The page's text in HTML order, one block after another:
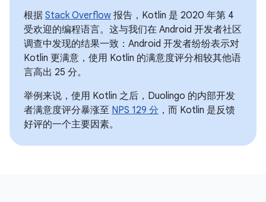
根据 Stack Overflow 报告，Kotlin 是 2020 年第 4
受欢迎的编程语言。这与我们在 Android 开发者社区
调查中发现的结果一致：Android 开发者纷纷表示对
Kotlin 更满意，使用 Kotlin 的满意度评分相较其他语
言高出 25 分。
举例来说，使用 Kotlin 之后，Duolingo 的内部开发
者满意度评分暴涨至 NPS 129 分 ，而 Kotlin 是反馈
好评的一个主要因素。